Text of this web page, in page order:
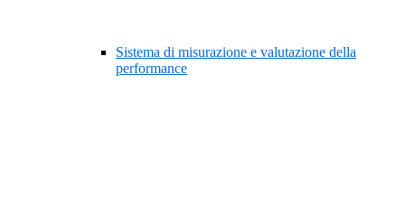
Sistema di misurazione e valutazione della
performance